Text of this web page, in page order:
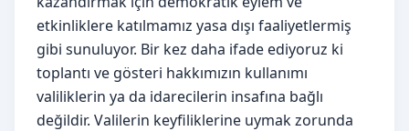
etkinliklere katılmamız yasa dışı faaliyetlermiş
gibi sunuluyor. Bir kez daha ifade ediyoruz ki
toplantı ve gösteri hakkımızın kullanımı
valiliklerin ya da idarecilerin insafına bağlı
değildir. Valilerin keyfiliklerine uymak zorunda